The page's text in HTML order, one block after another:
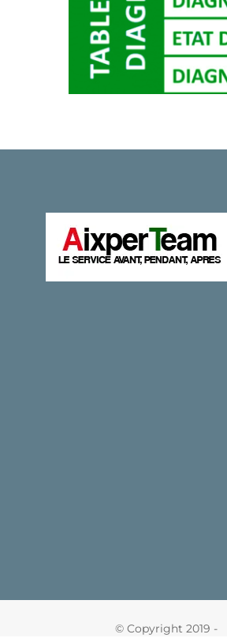
© Copyright 2019 -